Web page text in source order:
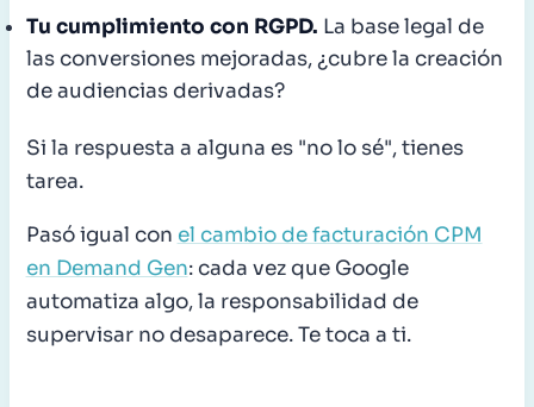
Tu cumplimiento con RGPD. La base legal de
las conversiones mejoradas, ¿cubre la creación
de audiencias derivadas?
Si la respuesta a alguna es "no lo sé", tienes
tarea.
Pasó igual con el cambio de facturación CPM
en Demand Gen: cada vez que Google
automatiza algo, la responsabilidad de
supervisar no desaparece. Te toca a ti.